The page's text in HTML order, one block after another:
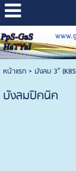
หน้าแรก> บังลม 3"
บังลมปิคนิค